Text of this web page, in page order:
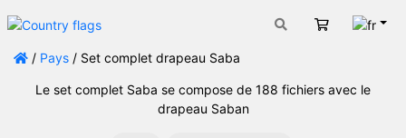
Panier
/ Pays / Set complet drapeau Saba
Le set complet Saba se compose de 188 fichiers avec le
drapeau Saban